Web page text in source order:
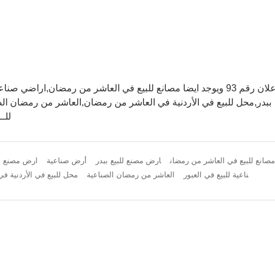
اعلان رقم 93 ويوجد ايضا مصانع للبيع في العاشر من رمضان,اراضي
ببدر,محل للبيع في الأردنية في العاشر من رمضان,العاشر من رمضان
مصانع للبيع في العاشر من رمضان ارض مصنع للبيع ببدر أرض صناعية ارض مصنع
ناعية للبيع في العبور
العاشر من رمضان الصناعية محل للبيع في الأردنية